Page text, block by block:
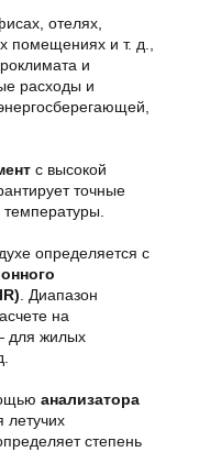
отелях,
помещениях и т. д.,
и
расходы и
с высокой
точные
определяется с
. Диапазон
на
для жилых
анализатора
летучих
степень